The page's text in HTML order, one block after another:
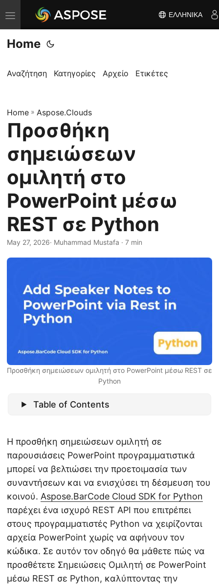
Ε
ν
α
λ
ή
π
λ
ο
γ
η
σ
η
ΕΛΛΗΝΙΚΆ
Home
Αναζήτηση Κατηγορίες Αρχείο Ετικέτες
Home » Aspose.Clouds
Προσθήκη
σημειώσεων
ομιλητή στο
PowerPoint μέσω
REST σε Python
May 27, 2026· Muhammad Mustafa · 7 min
Προσθήκη σημειώσεων ομιλητή στο PowerPoint μέσω REST σε
Python
Table of Contents
Η προσθήκη σημειώσεων ομιλητή σε
παρουσιάσεις PowerPoint προγραμματιστικά
μπορεί να βελτιώσει την προετοιμασία των
συναντήσεων και να ενισχύσει τη δέσμευση του
κοινού. Aspose.BarCode Cloud SDK for Python
παρέχει ένα ισχυρό REST API που επιτρέπει
στους προγραμματιστές Python να χειρίζονται
αρχεία PowerPoint χωρίς να αφήνουν τον
κώδικα. Σε αυτόν τον οδηγό θα μάθετε πώς να
προσθέτετε Σημειώσεις Ομιλητή σε PowerPoint
μέσω REST σε Python, καλύπτοντας την